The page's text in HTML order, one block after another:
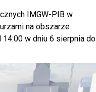
IMGW-PIB w
na obszarze
w dniu 6 sierpnia do